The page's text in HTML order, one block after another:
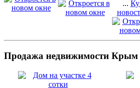
...
Продажа недвижимости